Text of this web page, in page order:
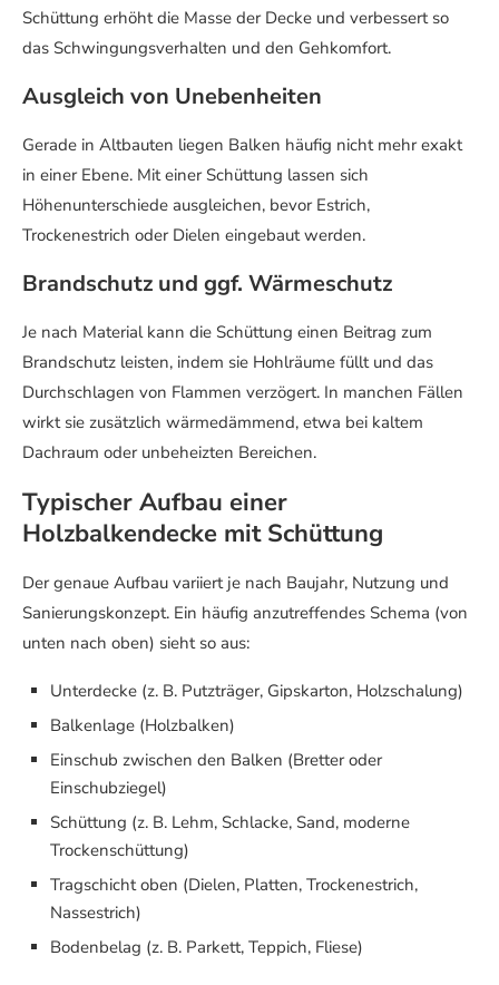
Schüttung erhöht die Masse der Decke und verbessert so
das Schwingungsverhalten und den Gehkomfort.
Ausgleich von Unebenheiten
Gerade in Altbauten liegen Balken häufig nicht mehr exakt
in einer Ebene. Mit einer Schüttung lassen sich
Höhenunterschiede ausgleichen, bevor Estrich,
Trockenestrich oder Dielen eingebaut werden.
Brandschutz und ggf. Wärmeschutz
Je nach Material kann die Schüttung einen Beitrag zum
Brandschutz leisten, indem sie Hohlräume füllt und das
Durchschlagen von Flammen verzögert. In manchen Fällen
wirkt sie zusätzlich wärmedämmend, etwa bei kaltem
Dachraum oder unbeheizten Bereichen.
Typischer Aufbau einer
Holzbalkendecke mit Schüttung
Der genaue Aufbau variiert je nach Baujahr, Nutzung und
Sanierungskonzept. Ein häufig anzutreffendes Schema (von
unten nach oben) sieht so aus:
Unterdecke (z. B. Putzträger, Gipskarton, Holzschalung)
Balkenlage (Holzbalken)
Einschub zwischen den Balken (Bretter oder
Einschubziegel)
Schüttung (z. B. Lehm, Schlacke, Sand, moderne
Trockenschüttung)
Tragschicht oben (Dielen, Platten, Trockenestrich,
Nassestrich)
Bodenbelag (z. B. Parkett, Teppich, Fliese)